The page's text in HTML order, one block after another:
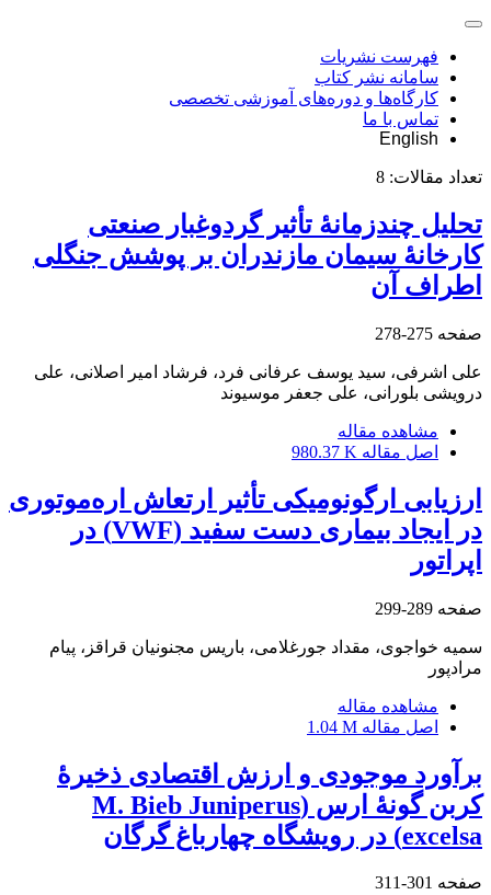
فهرست نشریات
سامانه نشر کتاب
کارگاه‌ها و دوره‌های آموزشی تخصصی
تماس با ما
English
تعداد مقالات: 8
تحلیل چندزمانۀ تأثیر گردوغبار صنعتی
کارخانۀ سیمان مازندران بر پوشش جنگلی
اطراف آن
صفحه 275-278
علی اشرفی، سید یوسف عرفانی فرد، فرشاد امیر اصلانی، علی
درویشی بلورانی، علی جعفر موسیوند
مشاهده مقاله
اصل مقاله 980.37 K
ارزیابی ارگونومیکی تأثیر ارتعاش اره‌موتوری
در ایجاد بیماری دست سفید (VWF) در
اپراتور
صفحه 289-299
سمیه خواجوی، مقداد جورغلامی، باریس مجنونیان قراقز، پیام
مرادپور
مشاهده مقاله
اصل مقاله 1.04 M
برآورد موجودی و ارزش اقتصادی ذخیرۀ
کربن گونۀ ارس (M. Bieb Juniperus
excelsa) در رویشگاه چهارباغ گرگان
صفحه 301-311